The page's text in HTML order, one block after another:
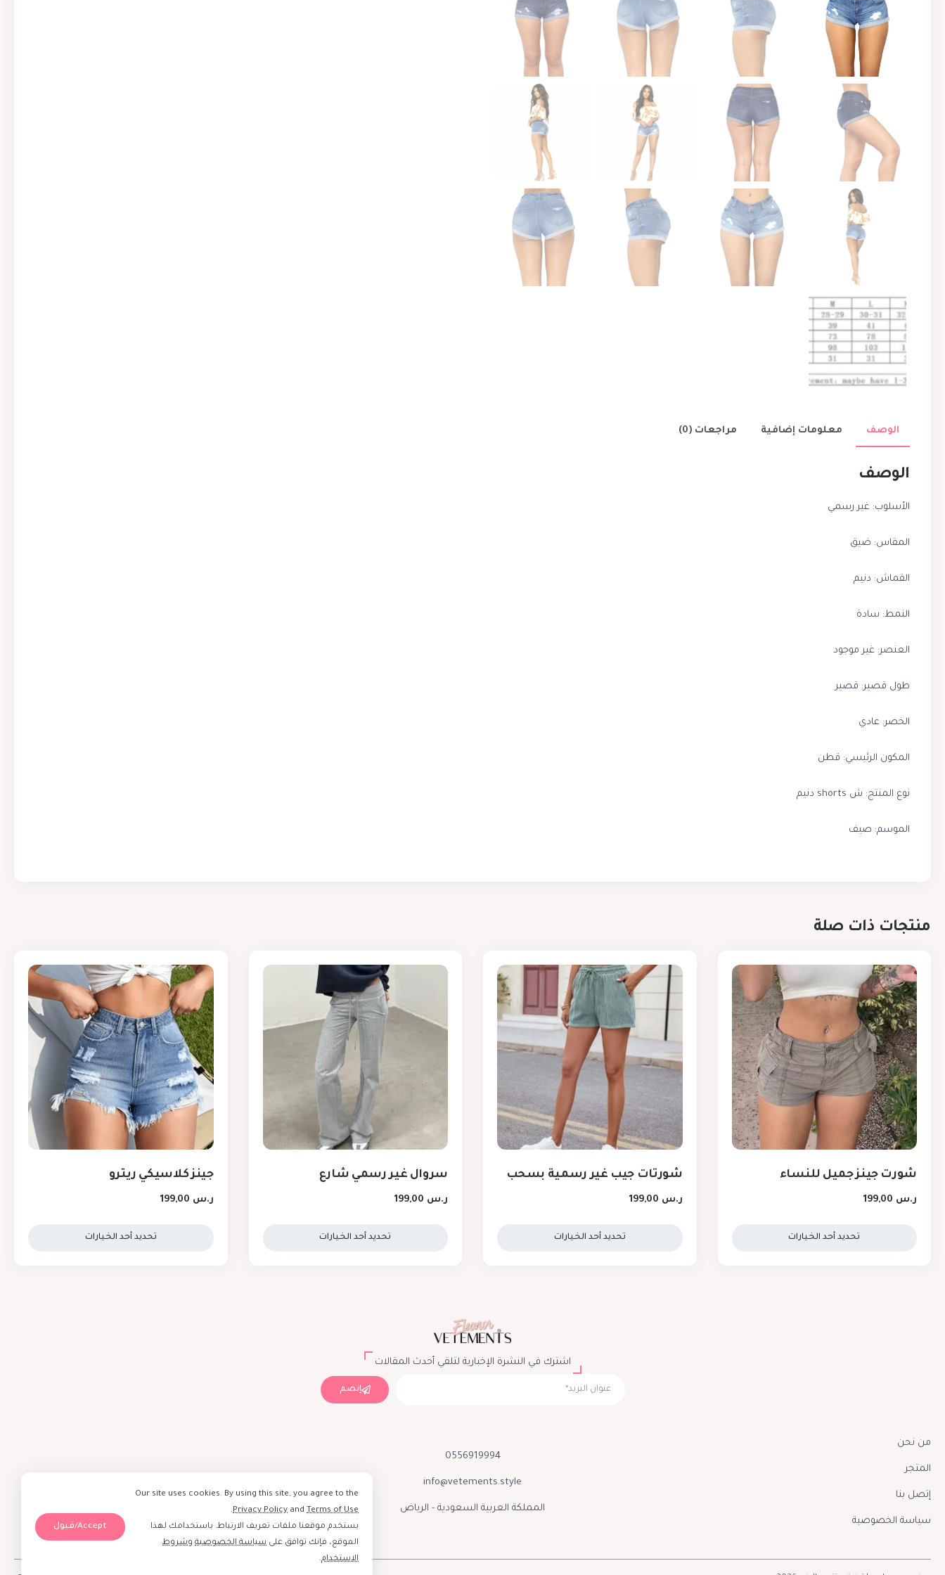
الوصف معلومات إضافية مراجعات (0)
الوصف
الأسلوب: غير رسمي
المقاس: ضيق
القماش: دنيم
النمط: سادة
العنصر: غير موجود
طول قصير: قصير
الخصر: عادي
المكون الرئيسي: قطن
نوع المنتج: ش shorts دنيم
الموسم: صيف
منتجات ذات صلة
شورت جينز جميل للنساء
ر.س
تحديد أحد الخيارات
شورتات جيب غير رسمية بسحب
ر.س
تحديد أحد الخيارات
سروال غير رسمي شارع
ر.س
تحديد أحد الخيارات
جينز كلاسيكي ريترو
ر.س
تحديد أحد الخيارات
اشترك في النشرة الإخبارية لتلقي أحدث المقالات
إنضم
من نحن
المتجر
إتصل بنا
سياسة الخصوصية
0556919994
info@vetements.style
المملكة العربية السعودية - الرياض
Our site uses cookies. By using this site, you agree to the
Privacy Policy and Terms of Use
.
يستخدم موقعنا ملفات تعريف الارتباط. باستخدامك لهذا
الموقع، فإنك توافق على سياسة الخصوصية وشروط
الاستخدام.
Accept/قبول